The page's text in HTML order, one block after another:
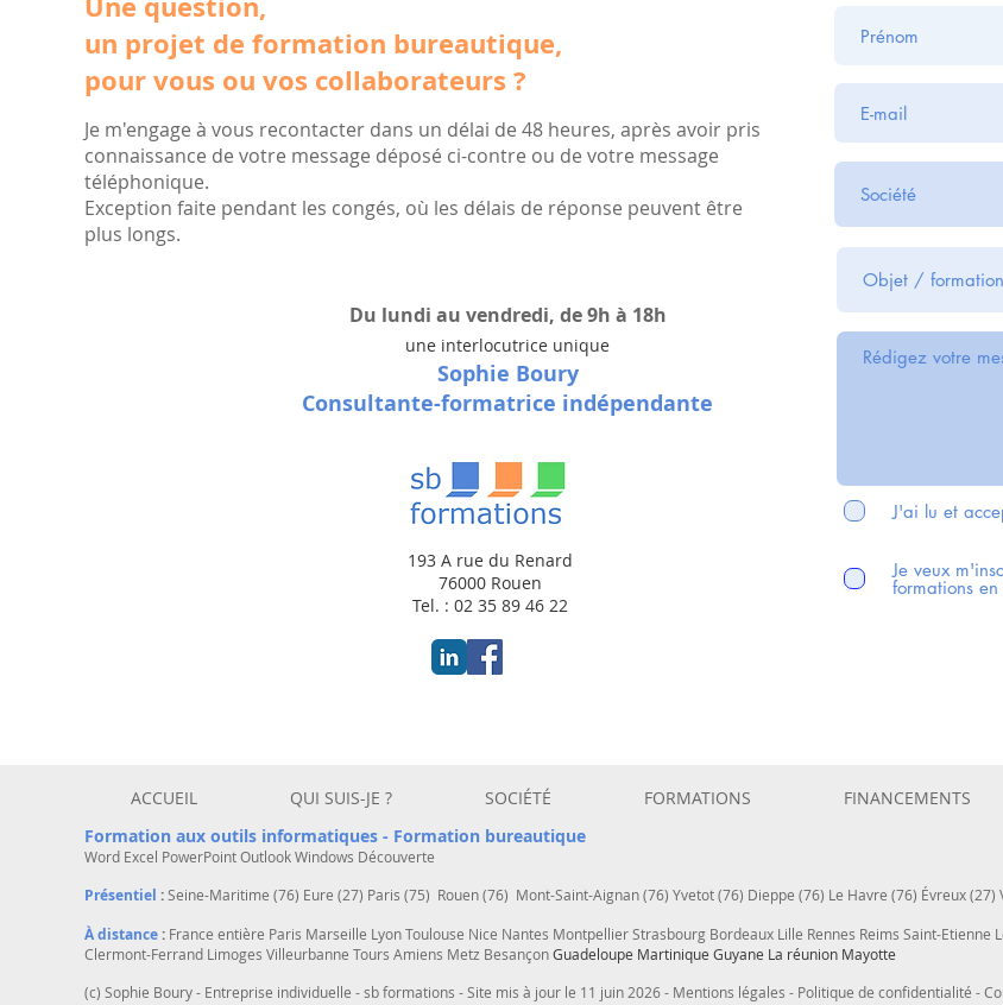
un projet de formation bureautique,
pour vous ou vos collaborateurs ?
Je m'engage à vous recontacter dans un délai de 48 heures, après avoir pris
connaissance de votre message déposé ci-contre ou de votre message
téléphonique.
Exception faite pendant les congés, où les délais de réponse peuvent être
plus longs.
Du lundi au vendredi, de 9h à 18h
une interlocutrice unique
Sophie Boury
Consultante-formatrice indépendante
193 A rue du Renard
76000 Rouen
Tel. : 02 35 89 46 22
J'ai lu et
Je veux
formations
ACCUEIL QUI SUIS-JE ? SOCIÉTÉ FORMATIONS FINANCEMENTS
Formation aux outils informatiques - Formation bureautique
Word Excel PowerPointOutlookWindows Découverte
Présentiel :Seine-Maritime (76) Eure (27) Paris (75) Rouen (76) Mont-Saint-Aignan (76) Yvetot (76) Dieppe (76) Le Havre (76) Évreux
À distance: France entière Paris Marseille Lyon Toulouse Nice Nantes Montpellier Strasbourg Bordeaux Lille Rennes Reims Saint-
Clermont-Ferrand Limoges Villeurbanne Tours Amiens Metz BesançonGuadeloupe Martinique Guyane La réunion Mayotte
(c) Sophie Boury - Entreprise individuelle - sb formations - Site mis à jour le 11 juin 2026 - Mentions légales - Politique de confidentialité -